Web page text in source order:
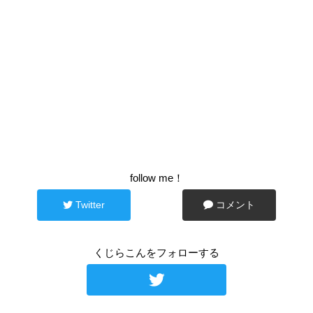
follow me！
Twitter コメント
くじらこんをフォローする